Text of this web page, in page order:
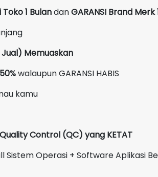
1 BulandanGARANSI Brand Merk
Memuaskan
walaupun GARANSI HABIS
kamu
Quality Control (QC) yang KETAT
Operasi + Software Aplikasi